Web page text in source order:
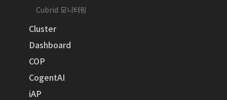
Cubrid 모니터링
Cluster
Dashboard
COP
CogentAI
iAP